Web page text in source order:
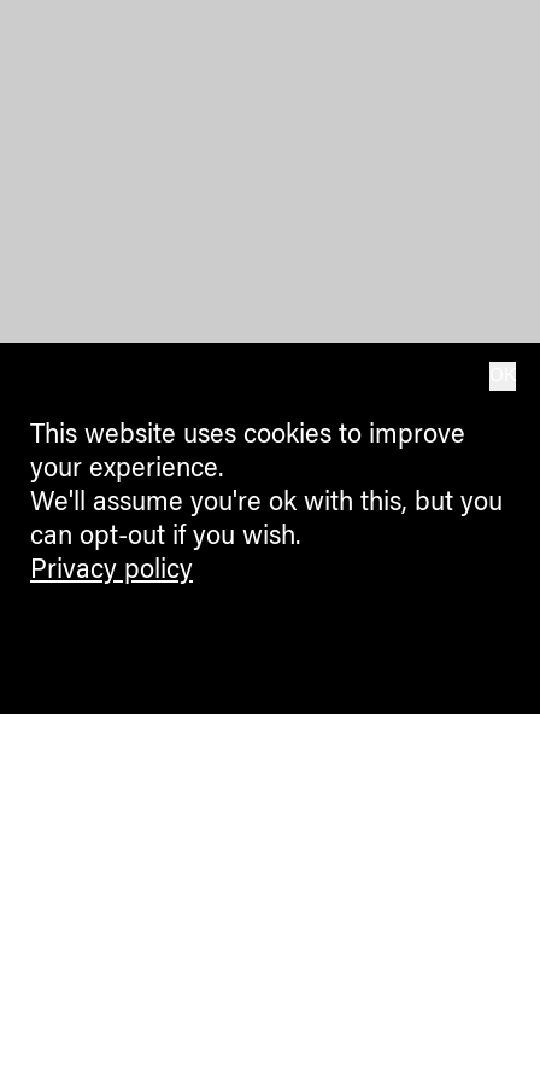
This website uses cookies to improve
your experience.
We'll assume you're ok with this, but you
can opt-out if you wish.
Privacy policy